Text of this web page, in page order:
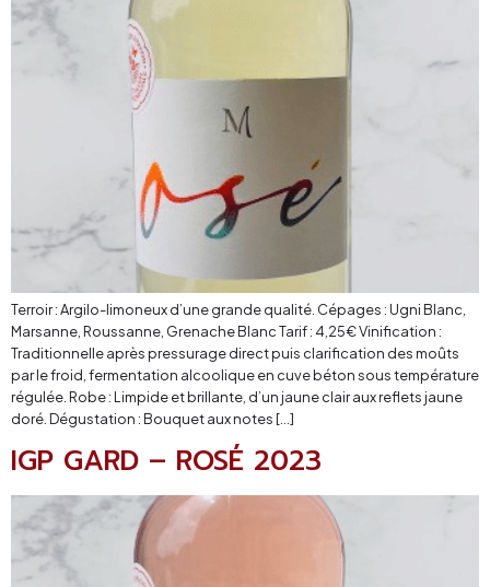
Terroir : Argilo-limoneux d’une grande qualité. Cépages : Ugni Blanc,
Marsanne, Roussanne, Grenache Blanc Tarif : 4,25€ Vinification :
Traditionnelle après pressurage direct puis clarification des moûts
par le froid, fermentation alcoolique en cuve béton sous température
régulée. Robe : Limpide et brillante, d’un jaune clair aux reflets jaune
doré. Dégustation : Bouquet aux notes […]
IGP GARD – ROSÉ 2023